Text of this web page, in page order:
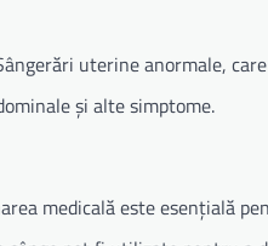
uterine anormale,
și alte simptome.
medicală este esențială